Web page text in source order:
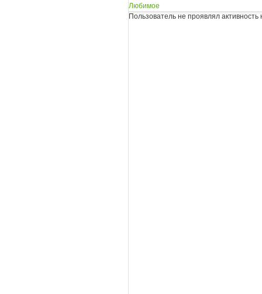
Любимое
Пользователь не проявлял активность